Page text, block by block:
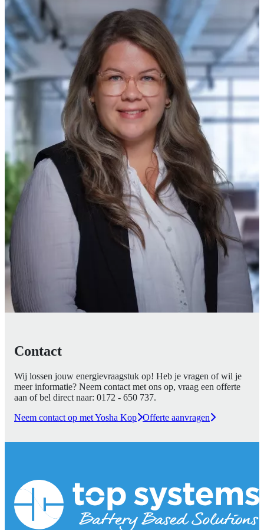
Contact
Wij lossen jouw energievraagstuk op! Heb je vragen of wil je
meer informatie? Neem contact met ons op, vraag een offerte
aan of bel direct naar: 0172 - 650 737.
Neem contact op met Yosha Kop Offerte aanvragen